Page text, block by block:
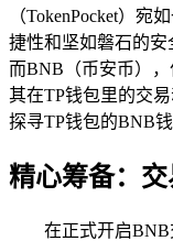
（TokenPocket）
捷性和坚如磐石的安
而BNB（币安币），
其在TP钱包里的交
探寻TP钱包的BNB钱
精心筹备：
在正式开启